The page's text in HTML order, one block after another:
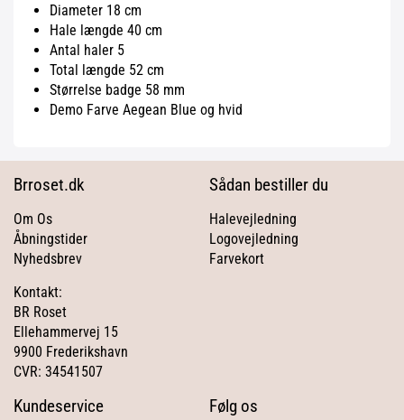
Diameter 18 cm
Hale længde 40 cm
Antal haler 5
Total længde 52 cm
Størrelse badge 58 mm
Demo Farve Aegean Blue og hvid
Brroset.dk
Om Os
Åbningstider
Nyhedsbrev
Kontakt:
BR Roset
Ellehammervej 15
9900 Frederikshavn
CVR: 34541507
Sådan bestiller du
Halevejledning
Logovejledning
Farvekort
Kundeservice Følg os